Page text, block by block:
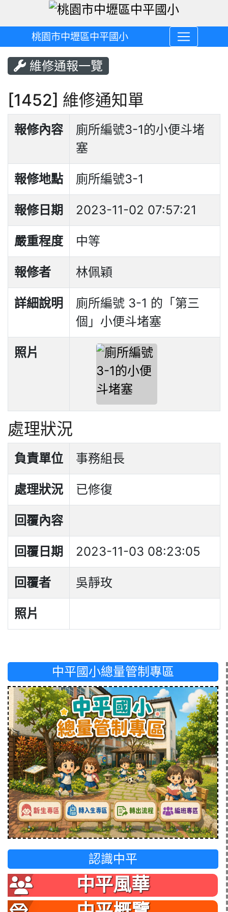
桃園市中壢區中平國小
維修通報一覽
[1452] 維修通知單
報修內容
廁所編號3-1的小便斗堵
塞
報修地點 廁所編號3-1
報修日期 2023-11-02 07:57:21
嚴重程度 中等
報修者 林佩穎
詳細說明
廁所編號 3-1 的「第三
個」小便斗堵塞
照片
處理狀況
負責單位 事務組長
處理狀況 已修復
回覆內容
回覆日期 2023-11-03 08:23:05
回覆者 吳靜玫
照片
中平國小總量管制專區
認識中平
中平風華